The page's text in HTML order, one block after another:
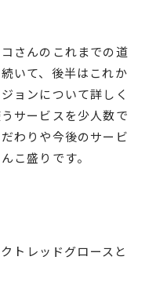
さんのこれまでの道
いて、後半はこれか
ョンについて詳しく
サービスを少人数で
わりや今後のサービ
こ盛りです。
トレッドグロースと